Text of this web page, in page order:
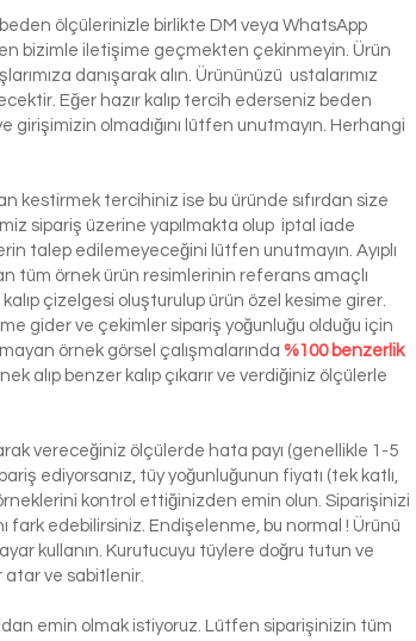
ölçülerinizle birlikte DM veya WhatsApp
bizimle iletişime geçmekten çekinmeyin. Ürün
danışarak alın. Ürününüzü ustalarımız
Eğer hazır kalıp tercih ederseniz beden
olmadığını lütfen unutmayın. Herhangi
kestirmek tercihiniz ise bu üründe sıfırdan size
sipariş üzerine yapılmakta olup iptal iade
talep edilemeyeceğini lütfen unutmayın. Ayıplı
tüm örnek ürün resimlerinin referans amaçlı
çizelgesi oluşturulup ürün özel kesime girer.
gider ve çekimler sipariş yoğunluğu olduğu için
örnek görsel çalışmalarında %100 benzerlik
alıp benzer kalıp çıkarır ve verdiğiniz ölçülerle
vereceğiniz ölçülerde hata payı (genellikle 1-5
ediyorsanız, tüy yoğunluğunun fiyatı (tek katlı,
kontrol ettiğinizden emin olun. Siparişinizi
fark edebilirsiniz. Endişelenme, bu normal ! Ürünü
kullanın. Kurutucuyu tüylere doğru tutun ve
atar ve sabitlenir.
emin olmak istiyoruz. Lütfen siparişinizin tüm